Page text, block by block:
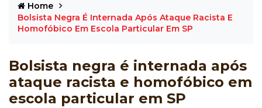
Home
Bolsista Negra É Internada Após Ataque Racista E
Homofóbico Em Escola Particular Em SP
Bolsista negra é internada após
ataque racista e homofóbico em
escola particular em SP